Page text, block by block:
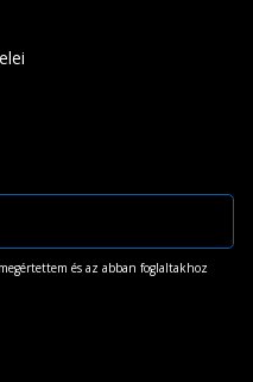
és az abban foglaltakhoz